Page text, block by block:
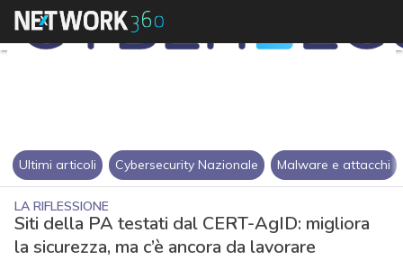
Ultimi articoli Cybersecurity Nazionale Malware e attacchi
LA RIFLESSIONE
Siti della PA testati dal CERT-AgID: migliora
la sicurezza, ma c’è ancora da lavorare